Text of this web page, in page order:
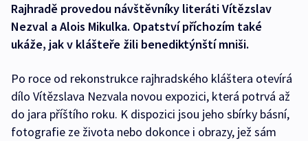
Rajhradě provedou návštěvníky literáti Vítězslav
Nezval a Alois Mikulka. Opatství příchozím také
ukáže, jak v klášteře žili benediktýnští mniši.
Po roce od rekonstrukce rajhradského kláštera otevírá
dílo Vítězslava Nezvala novou expozici, která potrvá až
do jara příštího roku. K dispozici jsou jeho sbírky básní,
fotografie ze života nebo dokonce i obrazy, jež sám